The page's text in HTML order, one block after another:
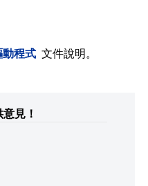
程式 文件說明。
見！